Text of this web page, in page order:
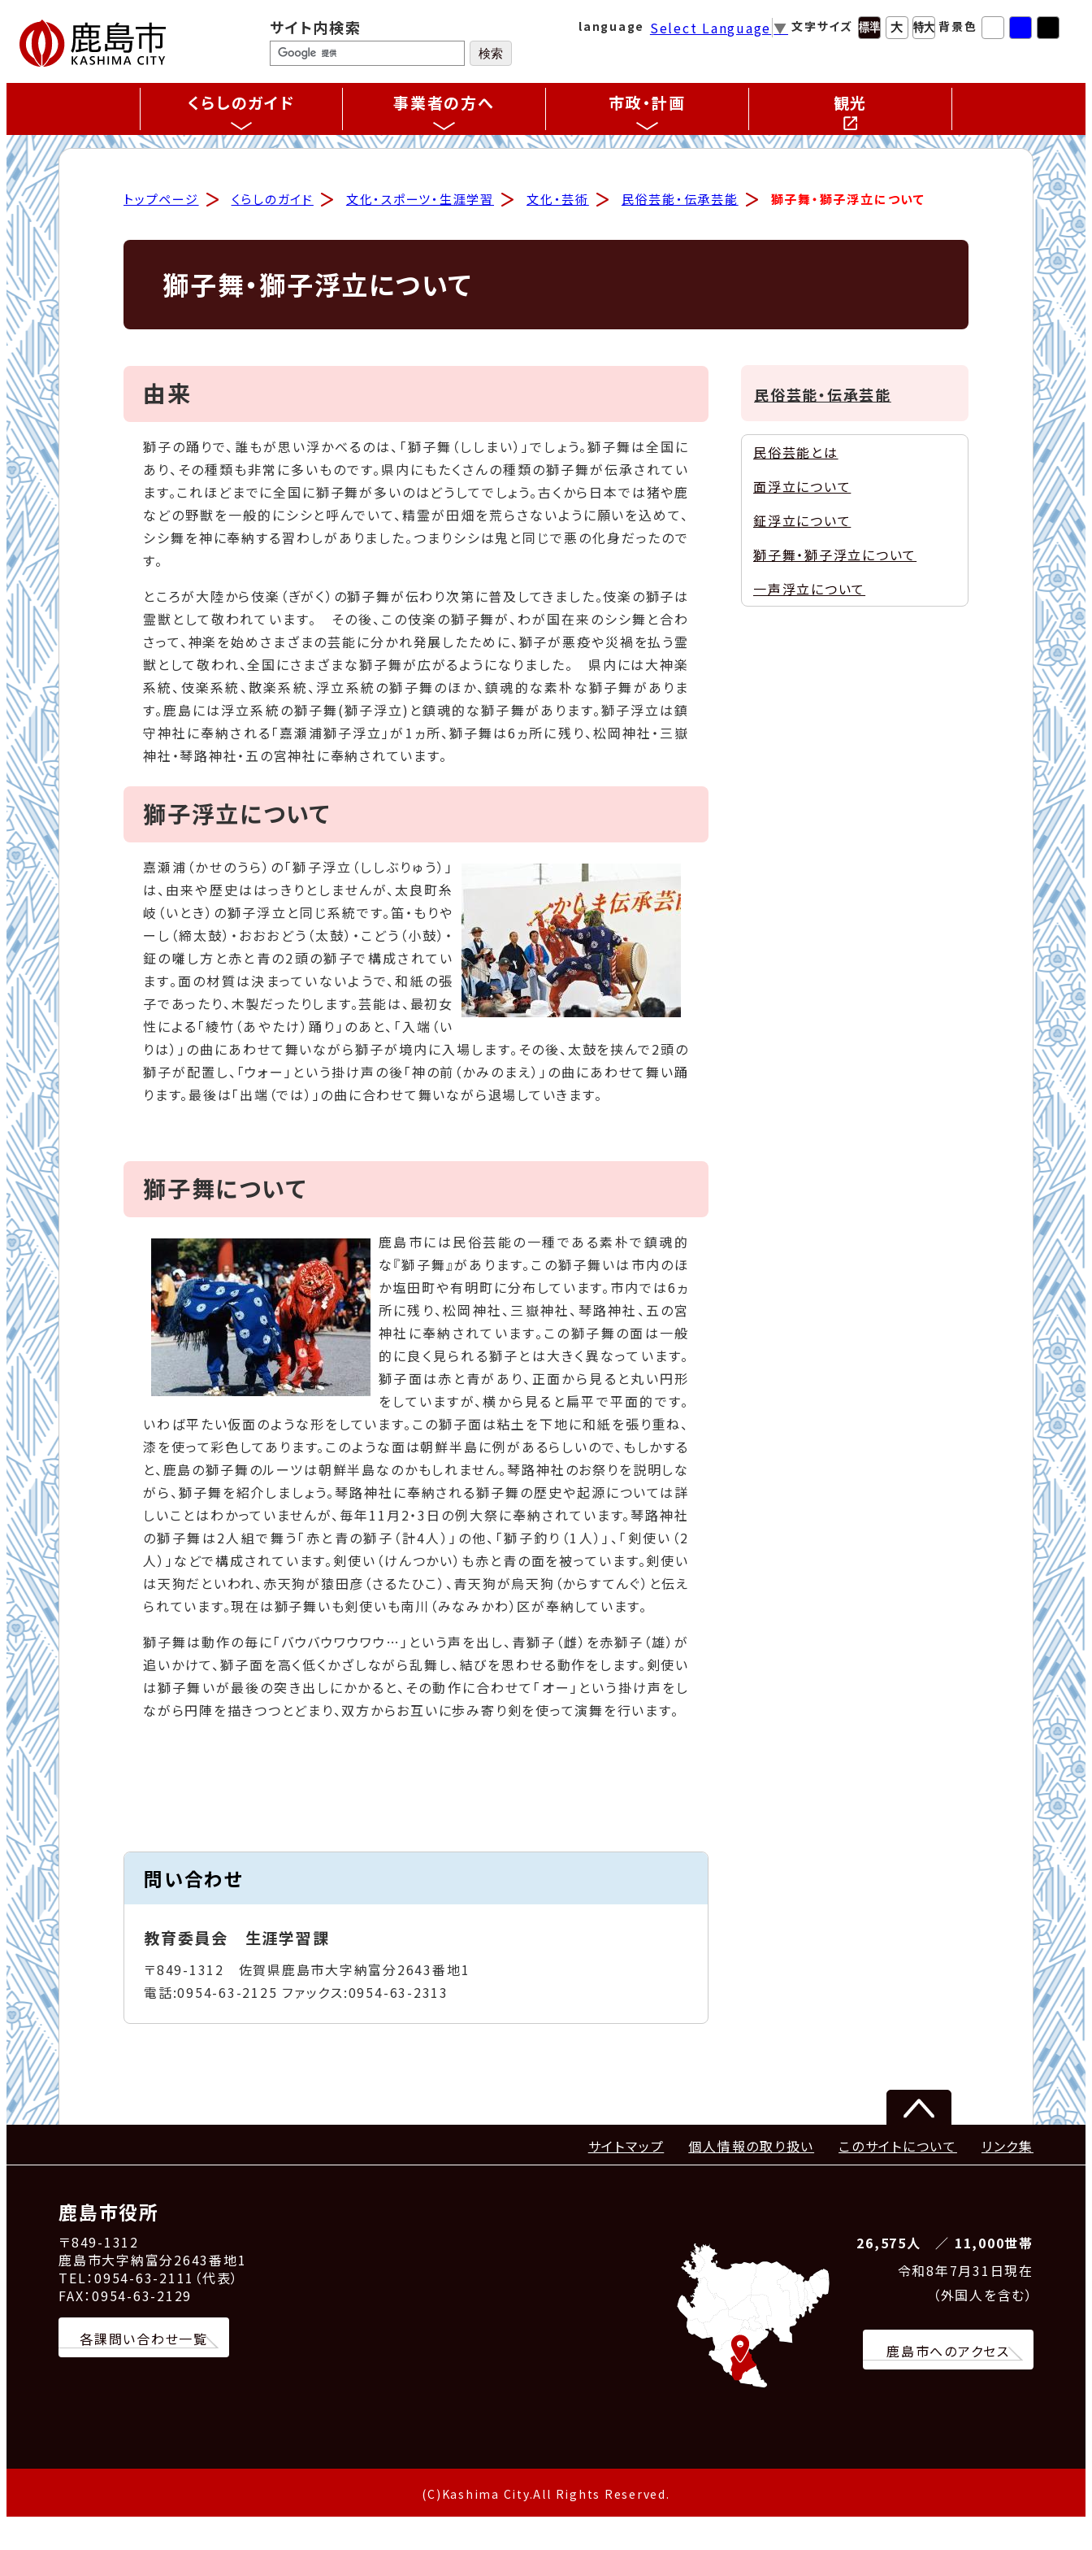
サイト内検索 language Select Language ▼ 文字サイズ 背景色
くらしのガイド 事業者の方へ 市政・計画 観光
トップページ くらしのガイド 文化・スポーツ・生涯学習 文化・芸術 民俗芸能・伝承芸能 獅子舞・獅子浮立について
獅子舞・獅子浮立について
由来
獅子の踊りで、誰もが思い浮かべるのは、「獅子舞（ししまい）」でしょう。獅子舞は全国に
あり、その種類も非常に多いものです。県内にもたくさんの種類の獅子舞が伝承されてい
ます。これほどまでに全国に獅子舞が多いのはどうしてでしょう。古くから日本では猪や鹿
などの野獣を一般的にシシと呼んでいて、精霊が田畑を荒らさないように願いを込めて、
シシ舞を神に奉納する習わしがありました。つまりシシは鬼と同じで悪の化身だったので
す。
ところが大陸から伎楽（ぎがく）の獅子舞が伝わり次第に普及してきました。伎楽の獅子は
霊獣として敬われています。 その後、この伎楽の獅子舞が、わが国在来のシシ舞と合わ
さって、神楽を始めさまざまの芸能に分かれ発展したために、獅子が悪疫や災禍を払う霊
獣として敬われ、全国にさまざまな獅子舞が広がるようになりました。 県内には大神楽
系統、伎楽系統、散楽系統、浮立系統の獅子舞のほか、鎮魂的な素朴な獅子舞がありま
す。鹿島には浮立系統の獅子舞(獅子浮立)と鎮魂的な獅子舞があります。獅子浮立は鎮
守神社に奉納される「嘉瀬浦獅子浮立」が1ヵ所、獅子舞は6ヵ所に残り、松岡神社・三嶽
神社・琴路神社・五の宮神社に奉納されています。
獅子浮立について
嘉瀬浦（かせのうら）の「獅子浮立（ししぶりゅう）」
は、由来や歴史ははっきりとしませんが、太良町糸
岐（いとき）の獅子浮立と同じ系統です。笛・もりや
ーし（締太鼓）・おおおどう（太鼓）・こどう（小鼓）・
鉦の囃し方と赤と青の2頭の獅子で構成されてい
ます。面の材質は決まっていないようで、和紙の張
子であったり、木製だったりします。芸能は、最初女
性による「綾竹（あやたけ）踊り」のあと、「入端（い
りは）」の曲にあわせて舞いながら獅子が境内に入場します。その後、太鼓を挟んで2頭の
獅子が配置し、「ウォー」という掛け声の後「神の前（かみのまえ）」の曲にあわせて舞い踊
ります。最後は「出端（では）」の曲に合わせて舞いながら退場していきます。
獅子舞について
鹿島市には民俗芸能の一種である素朴で鎮魂的
な『獅子舞』があります。この獅子舞いは市内のほ
か塩田町や有明町に分布しています。市内では6ヵ
所に残り、松岡神社、三嶽神社、琴路神社、五の宮
神社に奉納されています。この獅子舞の面は一般
的に良く見られる獅子とは大きく異なっています。
獅子面は赤と青があり、正面から見ると丸い円形
をしていますが、横から見ると扁平で平面的です。
いわば平たい仮面のような形をしています。この獅子面は粘土を下地に和紙を張り重ね、
漆を使って彩色してあります。このような面は朝鮮半島に例があるらしいので、もしかする
と、鹿島の獅子舞のルーツは朝鮮半島なのかもしれません。琴路神社のお祭りを説明しな
がら、獅子舞を紹介しましょう。琴路神社に奉納される獅子舞の歴史や起源については詳
しいことはわかっていませんが、毎年11月2・3日の例大祭に奉納されています。琴路神社
の獅子舞は2人組で舞う「赤と青の獅子（計4人）」の他、「獅子釣り（1人）」、「剣使い（2
人）」などで構成されています。剣使い（けんつかい）も赤と青の面を被っています。剣使い
は天狗だといわれ、赤天狗が猿田彦（さるたひこ）、青天狗が烏天狗（からすてんぐ）と伝え
られています。現在は獅子舞いも剣使いも南川（みなみかわ）区が奉納しています。
獅子舞は動作の毎に「バウバウワウワウ…」という声を出し、青獅子（雌）を赤獅子（雄）が
追いかけて、獅子面を高く低くかざしながら乱舞し、結びを思わせる動作をします。剣使い
は獅子舞いが最後の突き出しにかかると、その動作に合わせて「オー」という掛け声をし
ながら円陣を描きつつとどまり、双方からお互いに歩み寄り剣を使って演舞を行います。
問い合わせ
教育委員会 生涯学習課
〒849-1312 佐賀県鹿島市大字納富分2643番地1
電話:0954-63-2125 ファックス:0954-63-2313
民俗芸能・伝承芸能
民俗芸能とは
面浮立について
鉦浮立について
獅子舞・獅子浮立について
一声浮立について
サイトマップ 個人情報の取り扱い このサイトについて リンク集
鹿島市役所
〒849-1312
鹿島市大字納富分2643番地1
TEL：0954-63-2111（代表）
FAX：0954-63-2129
各課問い合わせ一覧
26,575人 ／ 11,000世帯
令和8年7月31日現在
（外国人を含む）
鹿島市へのアクセス
(C)Kashima City.All Rights Reserved.